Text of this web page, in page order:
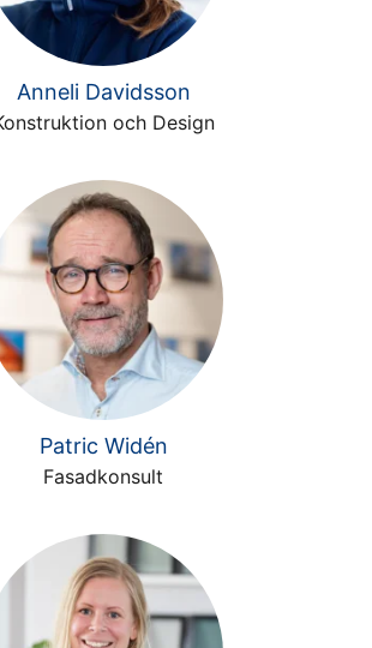
Anneli Davidsson
och Design
Patric Widén
Fasadkonsult